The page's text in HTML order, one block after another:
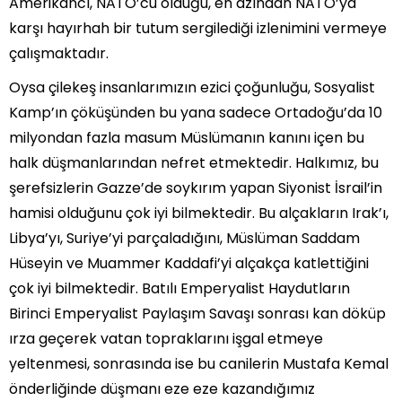
karşı hayırhah bir tutum sergilediği izlenimini vermeye
çalışmaktadır.
Oysa çilekeş insanlarımızın ezici çoğunluğu, Sosyalist
Kamp’ın çöküşünden bu yana sadece Ortadoğu’da 10
milyondan fazla masum Müslümanın kanını içen bu
halk düşmanlarından nefret etmektedir. Halkımız, bu
şerefsizlerin Gazze’de soykırım yapan Siyonist İsrail’in
hamisi olduğunu çok iyi bilmektedir. Bu alçakların Irak’ı,
Libya’yı, Suriye’yi parçaladığını, Müslüman Saddam
Hüseyin ve Muammer Kaddafi’yi alçakça katlettiğini
çok iyi bilmektedir. Batılı Emperyalist Haydutların
Birinci Emperyalist Paylaşım Savaşı sonrası kan döküp
ırza geçerek vatan topraklarını işgal etmeye
yeltenmesi, sonrasında ise bu canilerin Mustafa Kemal
önderliğinde düşmanı eze eze kazandığımız